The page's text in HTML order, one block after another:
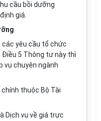
cầu bồi dưỡng
giá.
các yêu cầu tổ chức
5 Thông tư này thì
vụ chuyên ngành
thuộc Bộ Tài
Dịch vụ về giá trực